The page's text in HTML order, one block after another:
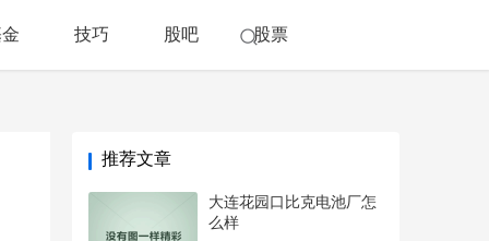
技巧 股吧 股票
推荐文章
大连花园口比克电池厂怎
么样